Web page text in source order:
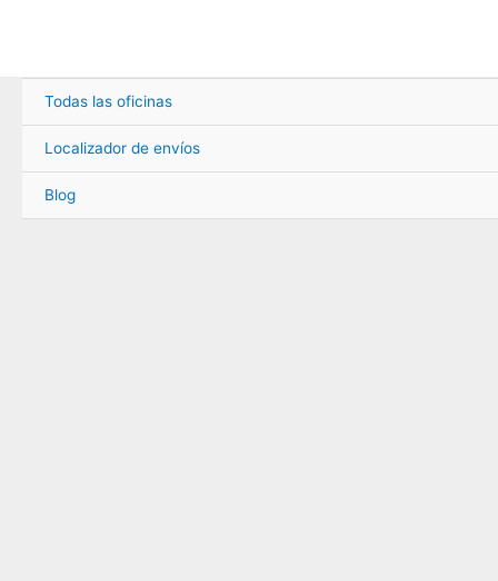
Todas las oficinas
Localizador de envíos
Blog